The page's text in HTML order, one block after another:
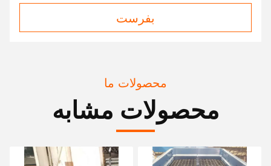
بفرست
محصولات ما
محصولات مشابه